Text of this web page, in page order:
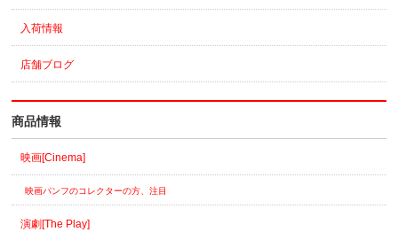
入荷情報
店舗ブログ
商品情報
映画[Cinema]
映画パンフのコレクターの方、注目
演劇[The Play]